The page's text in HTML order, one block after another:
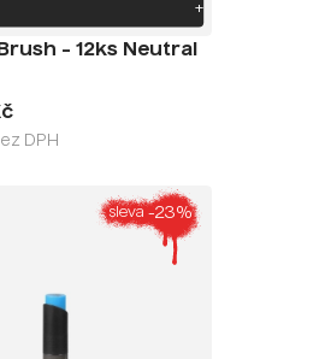
+
- 12ks Neutral
DPH
sleva -23%